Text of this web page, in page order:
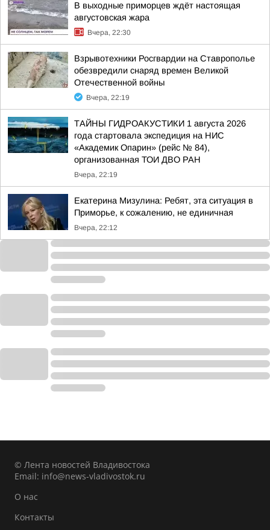
В выходные приморцев ждёт настоящая
августовская жара
Вчера, 22:30
Взрывотехники Росгвардии на Ставрополье
обезвредили снаряд времен Великой
Отечественной войны
Вчера, 22:19
ТАЙНЫ ГИДРОАКУСТИКИ 1 августа 2026
года стартовала экспедиция на НИС
«Академик Опарин» (рейс № 84),
организованная ТОИ ДВО РАН
Вчера, 22:19
Екатерина Мизулина: Ребят, эта ситуация в
Приморье, к сожалению, не единичная
Вчера, 22:12
© Лента новостей Владивостока
Email: info@news-vladivostok.ru
О нас
Контакты